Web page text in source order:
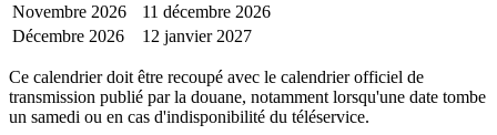
Novembre 2026
11 décembre 2026
Décembre 2026
12 janvier 2027
Ce calendrier doit être recoupé avec le calendrier officiel de
transmission publié par la douane, notamment lorsqu'une date tombe
un samedi ou en cas d'indisponibilité du téléservice.